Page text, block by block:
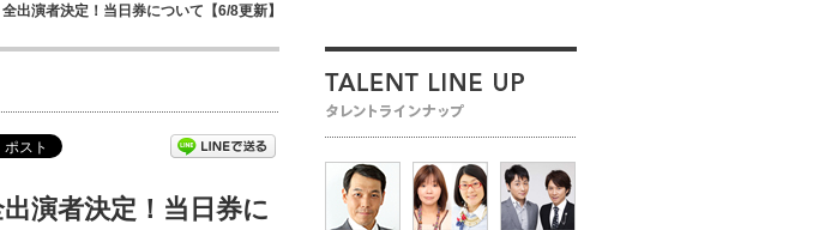
出演者決定！当日券について【6/8更新】
演者決定！当日券に